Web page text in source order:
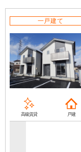
一戸建て
高級賃貸 戸建